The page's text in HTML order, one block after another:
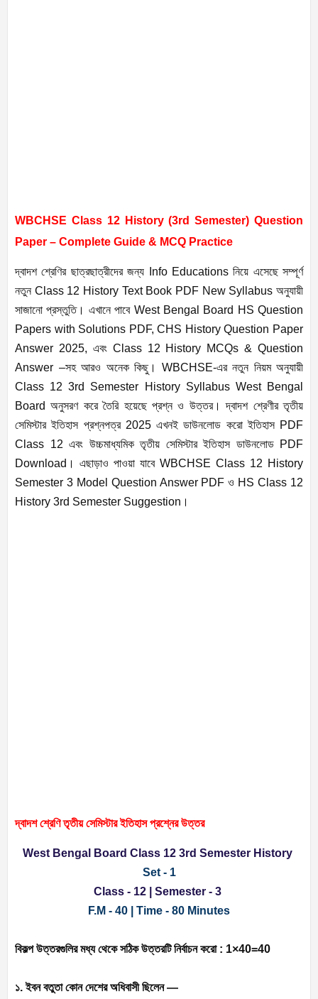
WBCHSE Class 12 History (3rd Semester) Question
Paper – Complete Guide & MCQ Practice
দ্বাদশ শ্রেণির ছাত্রছাত্রীদের জন্য Info Educations নিয়ে এসেছে সম্পূর্ণ
নতুন Class 12 History Text Book PDF New Syllabus অনুযায়ী
সাজানো প্রস্তুতি। এখানে পাবে West Bengal Board HS Question
Papers with Solutions PDF, CHS History Question Paper
Answer 2025, এবং Class 12 History MCQs & Question
Answer –সহ আরও অনেক কিছু। WBCHSE-এর নতুন নিয়ম অনুযায়ী
Class 12 3rd Semester History Syllabus West Bengal
Board অনুসরণ করে তৈরি হয়েছে প্রশ্ন ও উত্তর। দ্বাদশ শ্রেণীর তৃতীয়
সেমিস্টার ইতিহাস প্রশ্নপত্র 2025 এখনই ডাউনলোড করো ইতিহাস PDF
Class 12 এবং উচ্চমাধ্যমিক তৃতীয় সেমিস্টার ইতিহাস ডাউনলোড PDF
Download। এছাড়াও পাওয়া যাবে WBCHSE Class 12 History
Semester 3 Model Question Answer PDF ও HS Class 12
History 3rd Semester Suggestion।
দ্বাদশ শ্রেণি তৃতীয় সেমিস্টার ইতিহাস প্রশ্নের উত্তর
West Bengal Board Class 12 3rd Semester History
Set - 1
Class - 12 | Semester - 3
F.M - 40 | Time - 80 Minutes
বিকল্প উত্তরগুলির মধ্য থেকে সঠিক উত্তরটি নির্বাচন করো : 1×40=40
১. ইবন বতুতা কোন দেশের অধিবাসী ছিলেন —